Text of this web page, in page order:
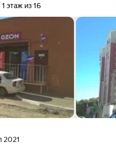
1 этаж из 16
2021